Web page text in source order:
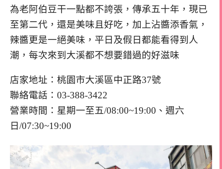
為老阿伯豆干一點都不誇張，傳承五十年，現已
至第二代，還是美味且好吃，加上沾醬添香氣，
辣醬更是一絕美味，平日及假日都能看得到人
潮，每次來到大溪都不想要錯過的好滋味
店家地址：桃園市大溪區中正路37號
聯絡電話：03-388-3422
營業時間：星期一至五/08:00~19:00、週六
日/07:30~19:00